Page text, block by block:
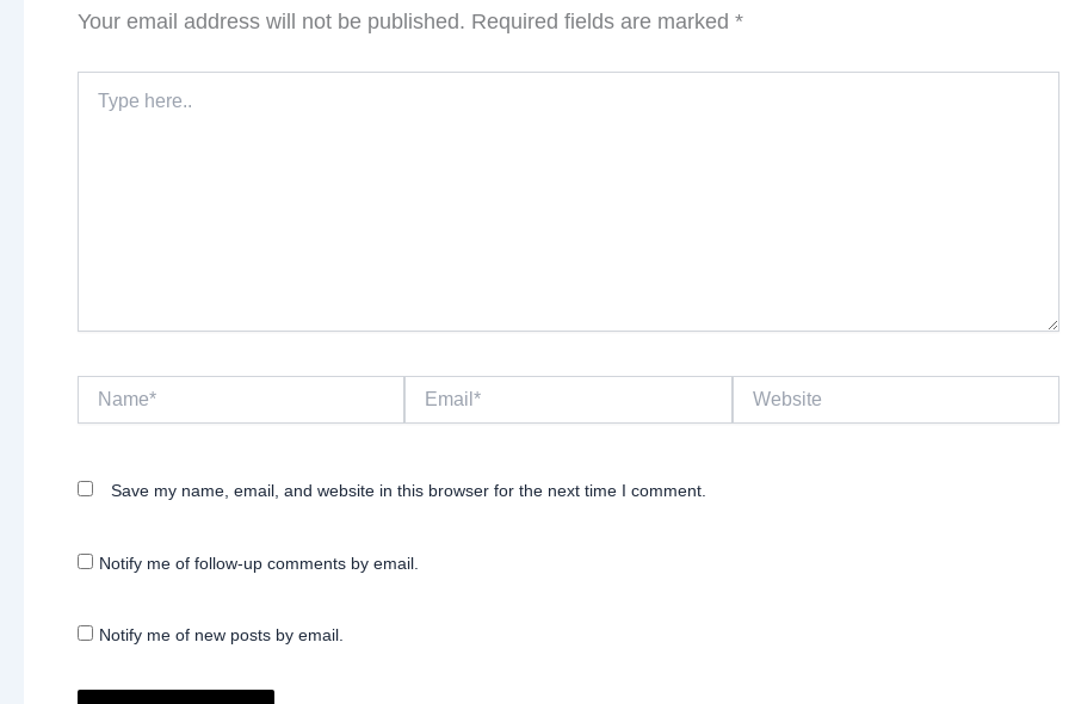
Your email address will not be published. Required fields are marked *
here..
Save my name, email, and website in this browser for the next time I comment.
Notify me of follow-up comments by email.
Notify me of new posts by email.